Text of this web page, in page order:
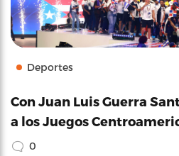
Deportes
Con Juan Luis Guerra
a los Juegos
0